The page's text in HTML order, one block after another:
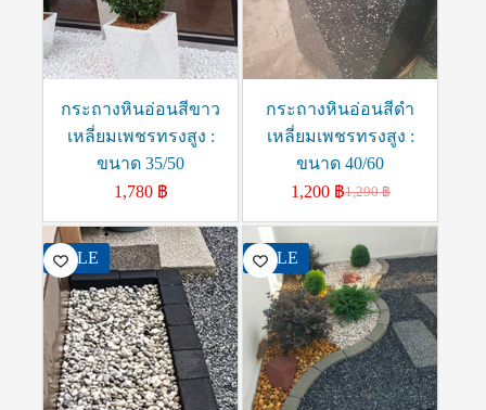
กระถางหินอ่อนสีขาว
เหลี่ยมเพชรทรงสูง :
ขนาด 35/50
1,780 ฿
กระถางหินอ่อนสีดำ
เหลี่ยมเพชรทรงสูง :
ขนาด 40/60
1,290฿
1,200 ฿
SALE SALE